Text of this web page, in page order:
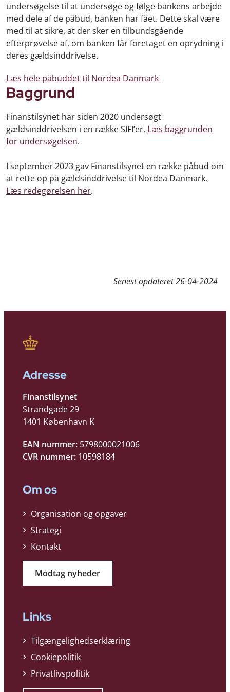
undersøgelse til at undersøge og følge bankens arbejde
med dele af de påbud, banken har fået. Dette skal være
med til at sikre, at der sker en tilbundsgående
efterprøvelse af, om banken får foretaget en oprydning i
deres gældsinddrivelse.
Læs hele påbuddet til Nordea Danmark
Baggrund
Finanstilsynet har siden 2020 undersøgt
gældsinddrivelsen i en række SIFI’er. Læs baggrunden
for undersøgelsen.
I september 2023 gav Finanstilsynet en række påbud om
at rette op på gældsinddrivelse til Nordea Danmark.
Læs redegørelsen her.
Senest opdateret26-04-2024
Adresse
Finanstilsynet
Strandgade 29
1401 København K
EAN nummer: 5798000021006
CVR nummer: 10598184
Om os
Organisation og opgaver
Strategi
Kontakt
Modtag nyheder
Links
Tilgængelighedserklæring
Cookiepolitik
Privatlivspolitik